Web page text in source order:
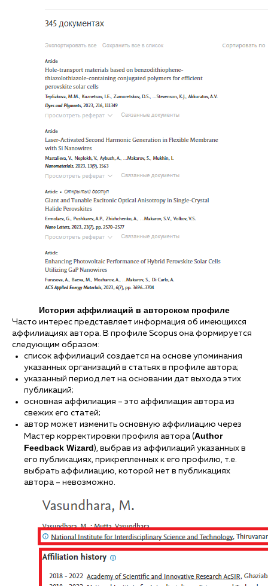
История аффилиаций в авторском профиле
Часто интерес представляет информация об имеющихся
аффилиациях автора. В профиле Scopus она формируется
следующим образом:
список аффилиаций создается на основе упоминания
указанных организаций в статьях в профиле автора;
указанный период лет на основании дат выхода этих
публикаций;
основная аффилиация – это аффилиация автора из
свежих его статей;
автор может изменить основную аффилиацию через
Мастер корректировки профиля автора (Author
Feedback Wizard), выбрав из аффилиаций указанных в
его публикациях, прикрепленных к его профилю, т.е.
выбрать аффилиацию, которой нет в публикациях
автора – невозможно.